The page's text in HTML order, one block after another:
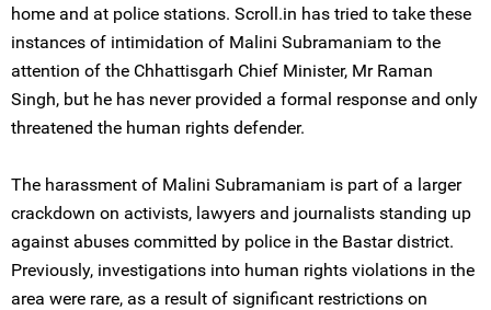
home and at police stations. Scroll.in has tried to take these
instances of intimidation of Malini Subramaniam to the
attention of the Chhattisgarh Chief Minister, Mr Raman
Singh, but he has never provided a formal response and only
threatened the human rights defender.
The harassment of Malini Subramaniam is part of a larger
crackdown on activists, lawyers and journalists standing up
against abuses committed by police in the Bastar district.
Previously, investigations into human rights violations in the
area were rare, as a result of significant restrictions on